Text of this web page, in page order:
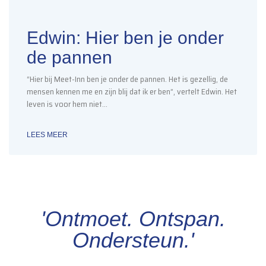
Edwin: Hier ben je onder
de pannen
“Hier bij Meet-Inn ben je onder de pannen. Het is gezellig, de
mensen kennen me en zijn blij dat ik er ben”, vertelt Edwin. Het
leven is voor hem niet…
LEES MEER
'Ontmoet. Ontspan.
Ondersteun.'